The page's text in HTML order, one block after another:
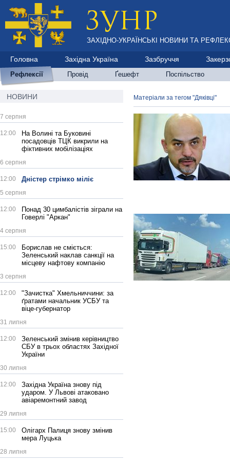
ЗАХІДНО-УКРАЇНСЬКІ НОВИНИ ТА
Головна Західна Україна Зазбруччя
Рефлексії Провід Ґешефт Поспільство
НОВИНИ
7 серпня
12:00
На Волині та Буковині
посадовців ТЦК викрили на
фіктивних мобілізаціях
6 серпня
12:00 Дністер стрімко міліє
5 серпня
12:00
Понад 30 цимбалістів зіграли на
Говерлі "Аркан"
4 серпня
15:00
Борислав не сміється:
Зеленський наклав санкції на
місцеву нафтову компанію
3 серпня
12:00
"Зачистка" Хмельниччини: за
ґратами начальник УСБУ та
віце-губернатор
31 липня
12:00
Зеленський змінив керівництво
СБУ в трьох областях Західної
України
30 липня
12:00
Західна Україна знову під
ударом. У Львові атаковано
авіаремонтний завод
29 липня
15:00
Олігарх Палиця знову змінив
мера Луцька
28 липня
Матеріали за тегом "Дяківці"